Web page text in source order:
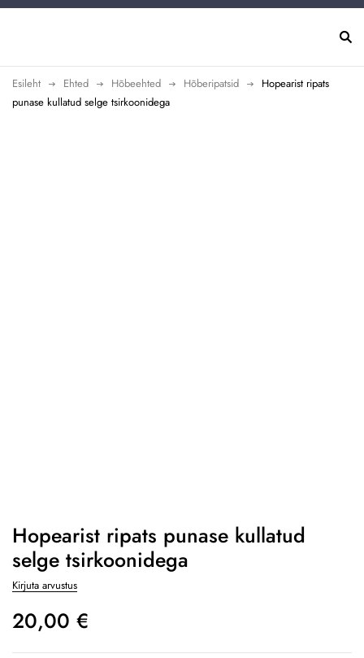
Esileht Ehted Hõbeehted Hõberipatsid
Hopearist ripats
punase kullatud selge tsirkoonidega
Hopearist ripats punase kullatud
selge tsirkoonidega
Kirjuta arvustus
20,00 €